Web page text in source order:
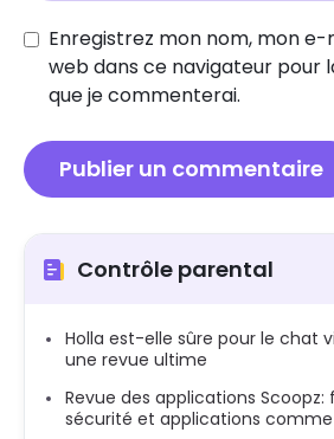
Enregistrez mon nom, mon
web dans ce navigateur pour
que je commenterai.
Contrôle parental
Holla est-elle sûre pour le chat
une revue ultime
Revue des applications
sécurité et applications comme